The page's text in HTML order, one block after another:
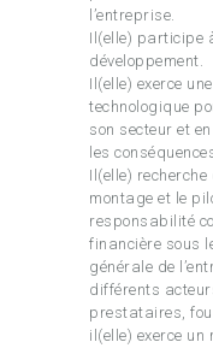
l’entreprise.
Il(elle) participe
développement.
Il(elle) exerce
technologique
son secteur et
les
Il(elle)
montage et le
responsabilité
financière sous
générale de
différents
prestataires,
il(elle) exerce un